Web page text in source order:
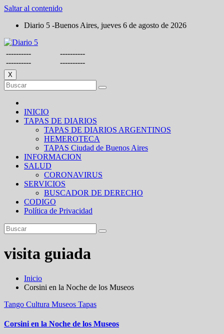
Saltar al contenido
Diario 5 -Buenos Aires, jueves 6 de agosto de 2026
----------
----------
----------
----------
X
INICIO
TAPAS DE DIARIOS
TAPAS DE DIARIOS ARGENTINOS
HEMEROTECA
TAPAS Ciudad de Buenos Aires
INFORMACION
SALUD
CORONAVIRUS
SERVICIOS
BUSCADOR DE DERECHO
CODIGO
Política de Privacidad
visita guiada
Inicio
Corsini en la Noche de los Museos
Tango Cultura Museos Tapas
Corsini en la Noche de los Museos